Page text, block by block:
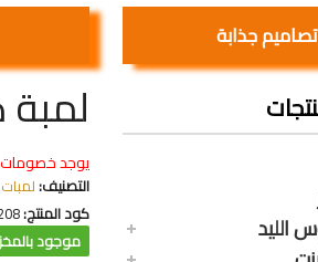
تصاميم جذابة
الليد
لمبة
يوجد
التصنيف:
كود المنتج:
موجود